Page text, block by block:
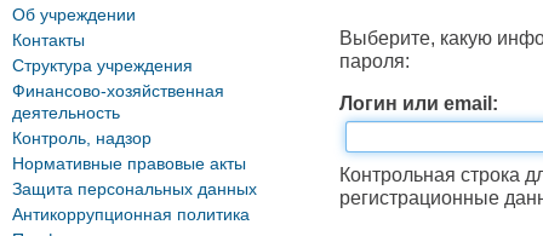
Выберите, какую
пароля:
Логин или email:
Контрольная строка
регистрационные
Об учреждении
Контакты
Структура учреждения
Финансово-хозяйственная
деятельность
Контроль, надзор
Нормативные правовые акты
Защита персональных данных
Антикоррупционная политика